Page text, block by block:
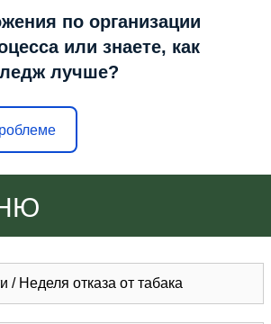
по организации
или знаете, как
лучше?
/ Неделя отказа от табака